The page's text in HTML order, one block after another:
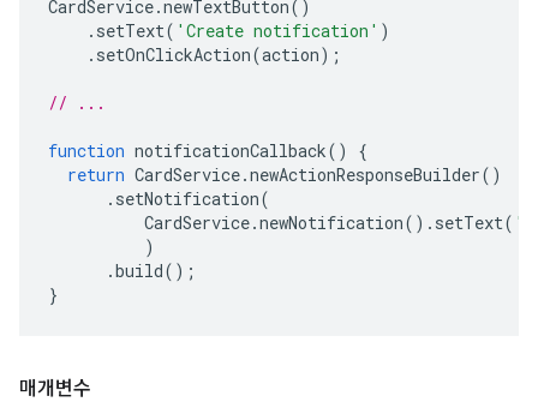
CardService.newTextButton()
. setText( 'Create notification' )
. setOnClickAction(action);
// ...
function notificationCallback()
{
return CardService.newActionResponseBuilder()
. setNotification(
CardService.newNotification(). setText(
)
.build();
}
매개변수